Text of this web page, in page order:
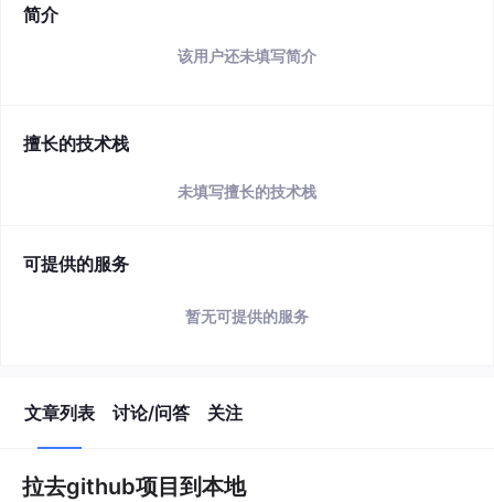
简介
该用户还未填写简介
擅长的技术栈
未填写擅长的技术栈
可提供的服务
暂无可提供的服务
文章列表 讨论/问答 关注
拉去github项目到本地